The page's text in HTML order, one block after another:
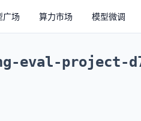
广场 算力市场 模型微调
eval-project-